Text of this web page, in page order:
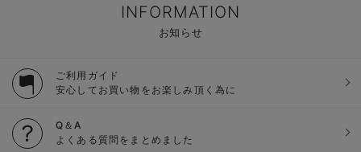
INFORMATION
お知らせ
ご利用ガイド
安心してお買い物をお楽しみ頂く為に
Q＆A
よくある質問をまとめました